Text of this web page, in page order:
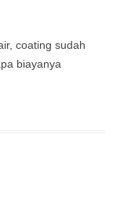
coating sudah
biayanya